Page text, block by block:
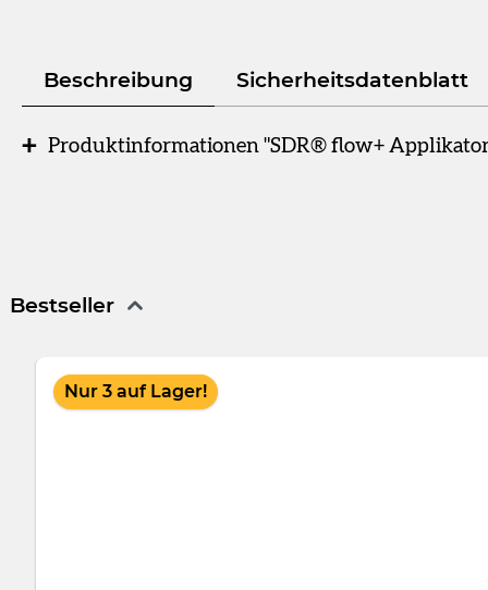
Beschreibung Sicherheitsdatenblatt
Produktinformationen "SDR® flow+
Bestseller
Produktgalerie überspringen
Nur 3 auf Lager!